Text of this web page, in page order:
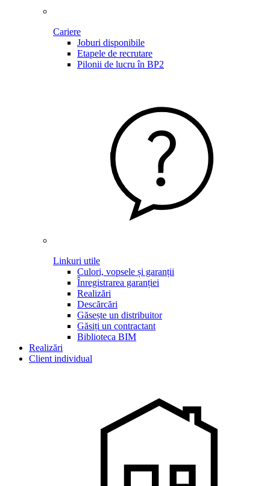
Cariere
Joburi disponibile
Etapele de recrutare
Pilonii de lucru în BP2
Linkuri utile
Culori, vopsele și garanții
Înregistrarea garanției
Realizări
Descărcări
Găsește un distribuitor
Găsiți un contractant
Biblioteca BIM
Realizări
Client individual